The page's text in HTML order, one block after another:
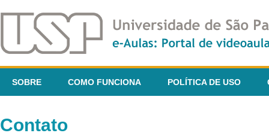
SOBRE COMO FUNCIONA POLÍTICA DE USO
Contato